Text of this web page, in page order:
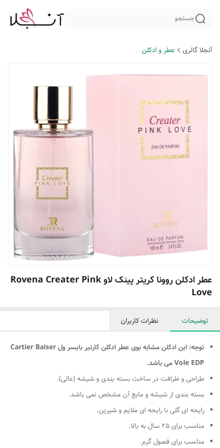
جستجو
آنجلا گالری عطر و ادکلن
عطر ادکلن روونا کریتر پینک لاو Rovena Creater Pink
Love
توضیحات نظرات کاربران
توجه: این ادکلن مشابه بوی عطر ادکلن کارتیر بایسر ول Cartier Baiser
Vole EDP می باشد.
طراحی و ظرافت در ساخت بسته بندی و شیشه (عالی).
بسته بندی از شیشه و مایع آن مشخص نمی باشد.
رایحه ای گلی با رایحه ای ملایم و شیرین.
مناسب برای 25 سال به بالا.
مناسب برای فصول گرم.